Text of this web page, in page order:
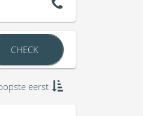
CHECK
eerst